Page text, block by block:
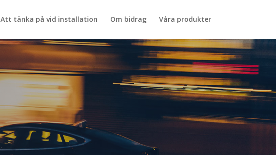
Att tänka på vid installation Om bidrag Våra produkter